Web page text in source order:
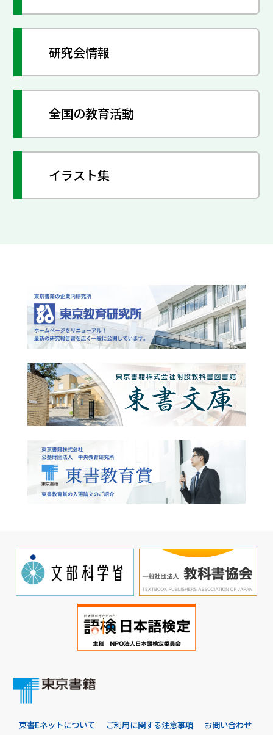
研究会情報
全国の教育活動
イラスト集
東書Eネットについて ご利用に関する注意事項
お問い合わせ